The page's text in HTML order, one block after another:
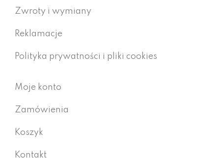
Zwroty i wymiany
Reklamacje
Polityka prywatności i pliki cookies
Moje konto
Zamówienia
Koszyk
Kontakt